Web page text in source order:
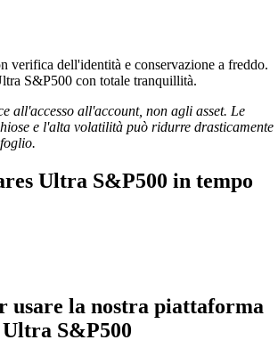
verifica dell'identità e conservazione a freddo.
S&P500 con totale tranquillità.
all'accesso all'account, non agli asset. Le
e l'alta volatilità può ridurre drasticamente
Ultra S&P500 in tempo
usare la nostra piattaforma
S&P500